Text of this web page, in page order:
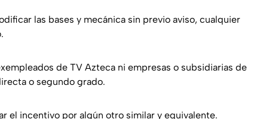
las bases y mecánica sin previo aviso, cualquier
de TV Azteca ni empresas o subsidiarias de
o segundo grado.
el incentivo por algún otro similar y equivalente.